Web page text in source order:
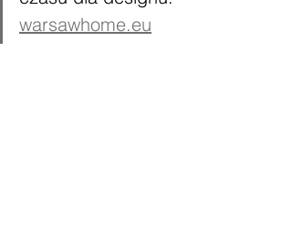
warsawhome.eu